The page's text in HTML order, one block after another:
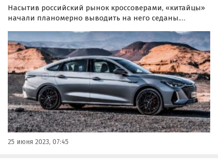
Насытив российский рынок кроссоверами, «китайцы»
начали планомерно выводить на него седаны.
разных ценовых сегментов, и их ассортимент
продолжает расширяться.
25 июня 2023, 07:45